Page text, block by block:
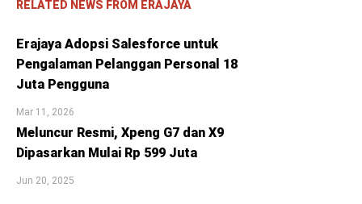
RELATED NEWS FROM ERAJAYA
Erajaya Adopsi Salesforce untuk
Pengalaman Pelanggan Personal 18
Juta Pengguna
Mar 11, 2026
Meluncur Resmi, Xpeng G7 dan X9
Dipasarkan Mulai Rp 599 Juta
Jun 20, 2025